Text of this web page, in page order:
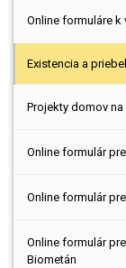
Online formuláre
Existencia a
Projekty domov
Online formulár
Online formulár
Online formulár
Biometán